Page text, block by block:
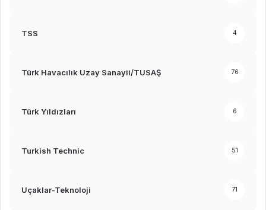
TSS 4
Türk Havacılık Uzay Sanayii/TUSAŞ 76
Türk Yıldızları 6
Turkish Technic 51
Uçaklar-Teknoloji 71